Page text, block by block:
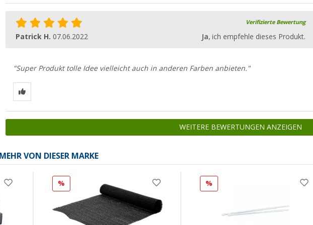
Verifizierte Bewertung
Patrick H. 07.06.2022 Ja, ich empfehle dieses Produkt.
"Super Produkt tolle Idee vielleicht auch in anderen Farben anbieten."
WEITERE BEWERTUNGEN ANZEIGEN
MEHR VON DIESER MARKE
% %